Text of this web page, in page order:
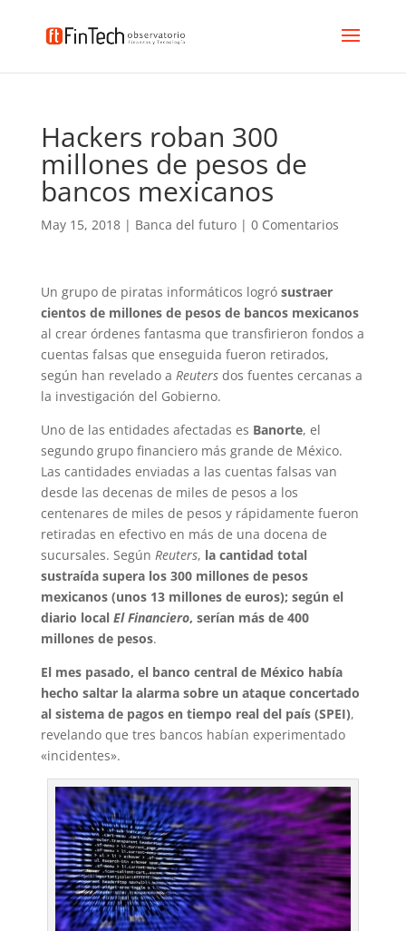
Hackers roban 300
millones de pesos de
bancos mexicanos
May 15, 2018| Banca del futuro| 0 Comentarios
Un grupo de piratas informáticos logró sustraer
cientos de millones de pesos de bancos mexicanos
al crear órdenes fantasma que transfirieron fondos a
cuentas falsas que enseguida fueron retirados,
según han revelado a Reutersdos fuentes cercanas a
la investigación del Gobierno.
Uno de las entidades afectadas es Banorte, el
segundo grupo financiero más grande de México.
Las cantidades enviadas a las cuentas falsas van
desde las decenas de miles de pesos a los
centenares de miles de pesos y rápidamente fueron
retiradas en efectivo en más de una docena de
sucursales. Según Reuters, la cantidad total
sustraída supera los 300 millones de pesos
mexicanos (unos 13 millones de euros); según el
diario local El Financiero, serían más de 400
millones de pesos.
El mes pasado, el banco central de México había
hecho saltar la alarma sobre un ataque concertado
al sistema de pagos en tiempo real del país (SPEI),
revelando que tres bancos habían experimentado
«incidentes».